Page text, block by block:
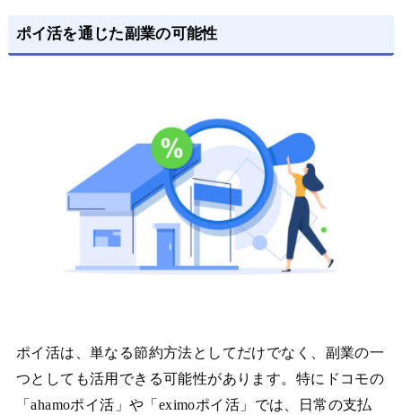
ポイ活を通じた副業の可能性
ポイ活は、単なる節約方法としてだけでなく、副業の一
つとしても活用できる可能性があります。特にドコモの
「ahamoポイ活」や「eximoポイ活」では、日常の支払